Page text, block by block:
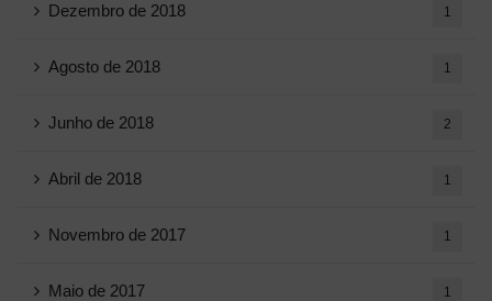
Dezembro de 2018 1
Agosto de 2018 1
Junho de 2018 2
Abril de 2018 1
Novembro de 2017 1
Maio de 2017 1